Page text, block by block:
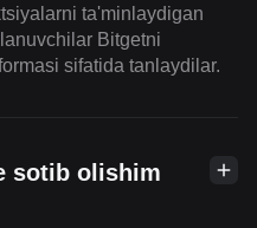
ta'minlaydigan
Bitgetni
sifatida tanlaydilar.
sotib olishim